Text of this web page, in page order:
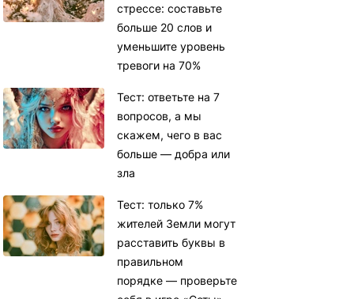
стрессе: составьте
больше 20 слов и
уменьшите уровень
тревоги на 70%
Тест: ответьте на 7
вопросов, а мы
скажем, чего в вас
больше — добра или
зла
Тест: только 7%
жителей Земли могут
расставить буквы в
правильном
порядке — проверьте